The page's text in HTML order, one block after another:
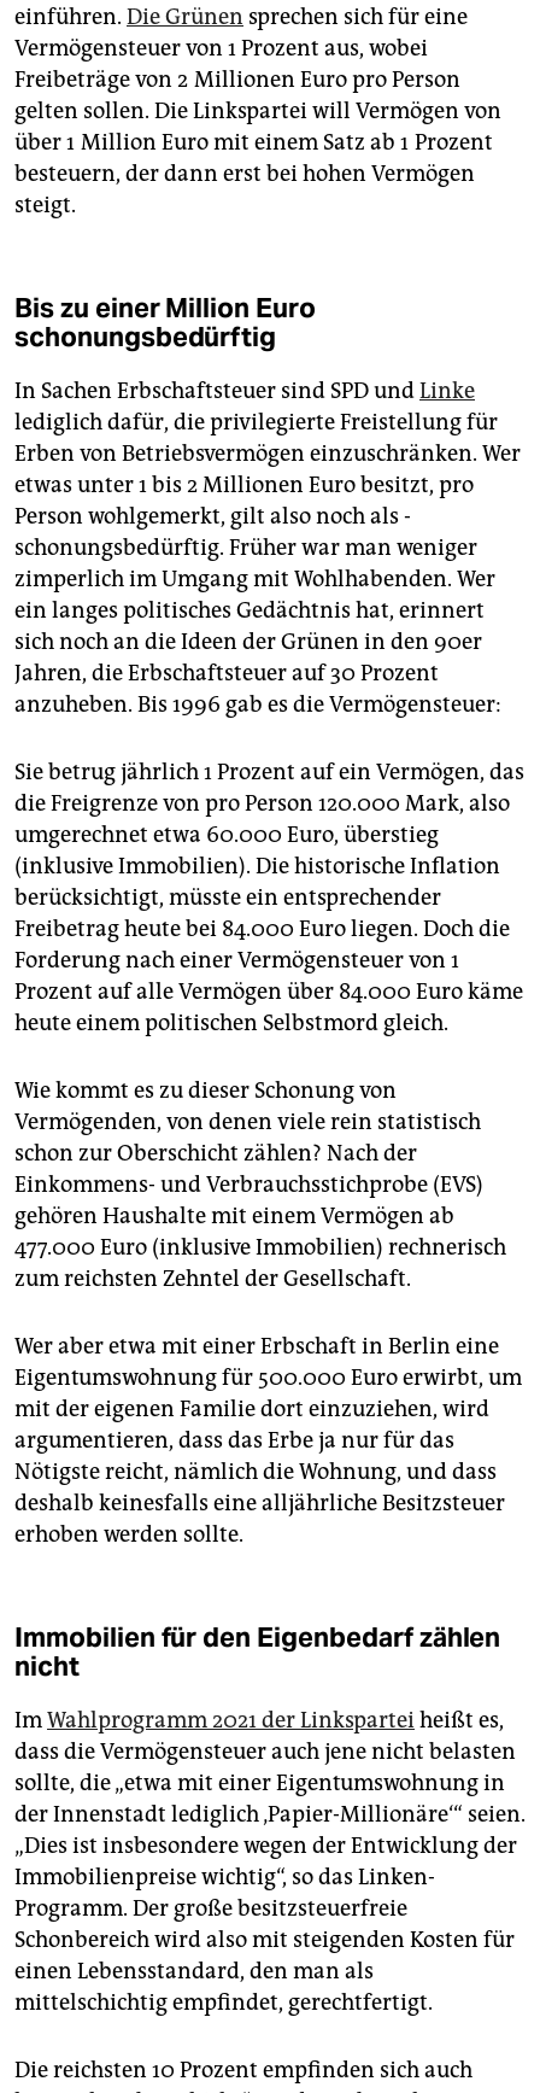
einführen. Die Grünen sprechen sich für eine
Vermögensteuer von 1 Prozent aus, wobei
Freibeträge von 2 Millionen Euro pro Person
gelten sollen. Die Linkspartei will Vermögen von
über 1 Million Euro mit einem Satz ab 1 Prozent
besteuern, der dann erst bei hohen Vermögen
steigt.
Bis zu einer Million Euro
schonungsbedürftig
In Sachen Erbschaftsteuer sind SPD undLinke
lediglich dafür, die privilegierte Freistellung für
Erben von Betriebsvermögen einzuschränken. Wer
etwas unter 1 bis 2 Millionen Euro besitzt, pro
Person wohlgemerkt, gilt also noch als ­
schonungsbedürftig. Früher war man weniger
zimperlich im Umgang mit Wohlhabenden. Wer
ein langes politisches Gedächtnis hat, erinnert
sich noch an die Ideen der Grünen in den 90er
Jahren, die Erbschaftsteuer auf 30 Prozent
anzuheben. Bis 1996 gab es die Vermögensteuer:
Sie betrug jährlich 1 Prozent auf ein Vermögen, das
die Freigrenze von pro Person 120.000 Mark, also
umgerechnet etwa 60.000 Euro, überstieg
(inklusive Immobilien). Die historische Inflation
berücksichtigt, müsste ein entsprechender
Freibetrag heute bei 84.000 Euro liegen. Doch die
Forderung nach einer Vermögensteuer von 1
Prozent auf alle Vermögen über 84.000 Euro käme
heute einem politischen Selbstmord gleich.
Wie kommt es zu dieser Schonung von
Vermögenden, von denen viele rein statistisch
schon zur Oberschicht zählen? Nach der
Einkommens- und Verbrauchsstichprobe (EVS)
gehören Haushalte mit einem Vermögen ab
477.000 Euro (inklusive Immobilien) rechnerisch
zum reichsten Zehntel der Gesellschaft.
Wer aber etwa mit einer Erbschaft in Berlin eine
Eigentumswohnung für 500.000 Euro erwirbt, um
mit der eigenen Familie dort einzuziehen, wird
argumentieren, dass das Erbe ja nur für das
Nötigste reicht, nämlich die Wohnung, und dass
deshalb keinesfalls eine alljährliche Besitzsteuer
erhoben werden sollte.
Immobilien für den Eigenbedarf zählen
nicht
ImWahlprogramm 2021 der Linksparteiheißt es,
dass die Vermögensteuer auch jene nicht belasten
sollte, die „etwa mit einer Eigentumswohnung in
der Innenstadt lediglich ‚Papier-Millionäre‘ “ seien.
„Dies ist insbesondere wegen der Entwicklung der
Immobilienpreise wichtig“, so das Linken-
Programm. Der große besitzsteuerfreie
Schonbereich wird also mit steigenden Kosten für
einen Lebensstandard, den man als
mittelschichtig empfindet, gerechtfertigt.
Die reichsten 10 Prozent empfinden sich auch